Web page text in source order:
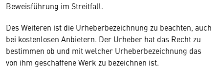
Beweisführung im Streitfall.
Des Weiteren ist die Urheberbezeichnung zu beachten, auch
bei kostenlosen Anbietern. Der Urheber hat das Recht zu
bestimmen ob und mit welcher Urheberbezeichnung das
von ihm geschaffene Werk zu bezeichnen ist.